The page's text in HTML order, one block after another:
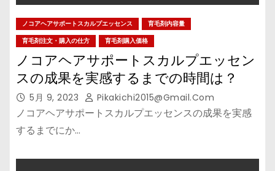
ノコアヘアサポートスカルプエッセンス
育毛剤内容量
育毛剤注文・購入の仕方
育毛剤購入価格
ノコアヘアサポートスカルプエッセン
スの成果を実感するまでの時間は？
5月 9, 2023 Pikakichi2015@gmail.com
ノコアヘアサポートスカルプエッセンスの成果を実感
するまでにか…